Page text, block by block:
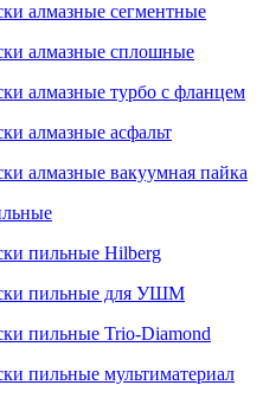
алмазные сегментные
алмазные сплошные
алмазные турбо с фланцем
алмазные асфальт
алмазные вакуумная пайка
пильные Hilberg
пильные для УШМ
пильные Trio-Diamond
пильные мультиматериал